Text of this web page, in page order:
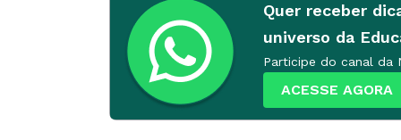
Repórteres
Anna Rachel Ferreira e Camila
Quer receber
universo da
Participe do canal da
ACESSE AGORA